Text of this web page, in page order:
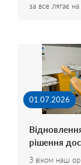
за все лягає
01.07.2026
рішення
З віком наш